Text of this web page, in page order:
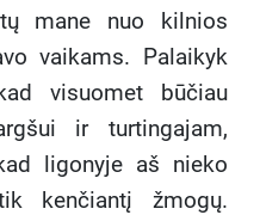
mane nuo kilnios
vaikams. Palaikyk
visuomet būčiau
ir turtingajam,
ligonyje aš nieko
kenčiantį žmogų.